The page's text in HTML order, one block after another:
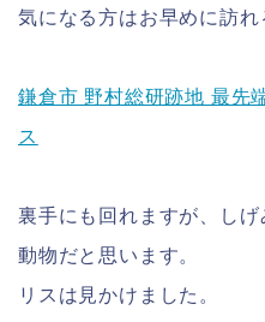
気になる方はお早めに訪れ
鎌倉市 野村総研跡地 最先
ス
裏手にも回れますが、しげ
動物だと思います。
リスは見かけました。